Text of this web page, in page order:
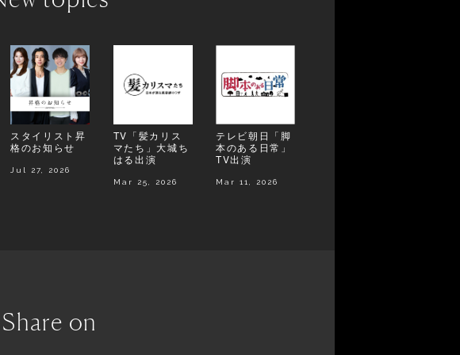
スタイリスト昇
格のお知らせ
Jul 27, 2026
TV「髪カリス
マたち」大城ち
はる出演
Mar 25, 2026
テレビ朝日「脚
本のある日常」
TV出演
Mar 11, 2026
Share on